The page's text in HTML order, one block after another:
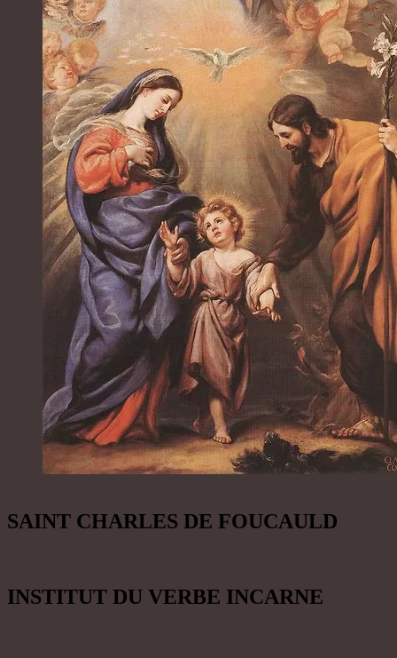
SAINT CHARLES DE FOUCAULD
INSTITUT DU VERBE INCARNE